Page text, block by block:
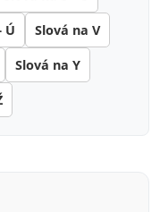
Ú Slová na V
Slová na Y